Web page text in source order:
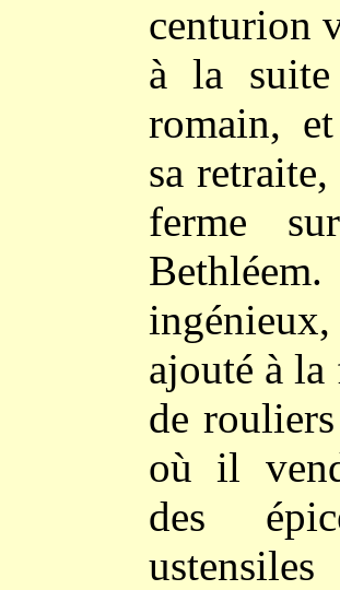
centurion
à la suite
romain,
sa
ferme
ajouté à la
de
où il
des